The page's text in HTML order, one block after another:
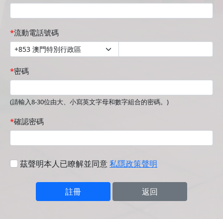
流動電話號碼
密碼
(請輸入8-30位由大、小寫英文字母和數字組合的密碼。)
確認密碼
茲聲明本人已瞭解並同意私隱政策聲明
註冊 返回